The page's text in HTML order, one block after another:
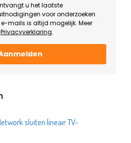
u het laatste
voor onderzoeken.
mails is altijd mogelijk. Meer
Privacyverklaring.
sluiten lineair TV-